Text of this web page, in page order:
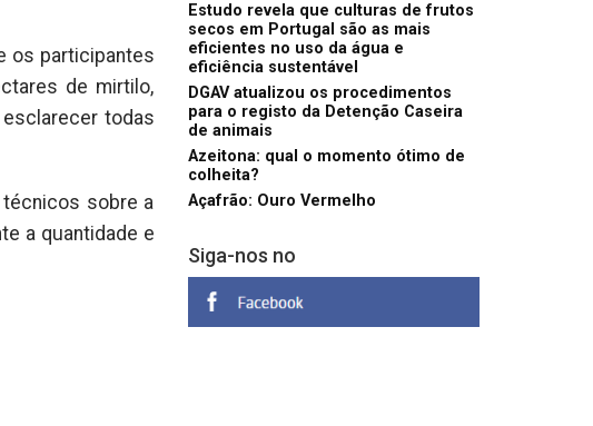
os participantes
de mirtilo,
todas
técnicos sobre a
a quantidade e
Estudo revela que culturas de frutos
secos em Portugal são as mais
eficientes no uso da água e
eficiência sustentável
DGAV atualizou os procedimentos
para o registo da Detenção Caseira
de animais
Azeitona: qual o momento ótimo de
colheita?
Açafrão: Ouro Vermelho
Siga-nos no